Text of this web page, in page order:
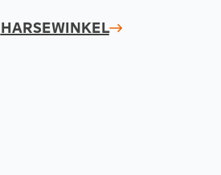
HARSEWINKEL